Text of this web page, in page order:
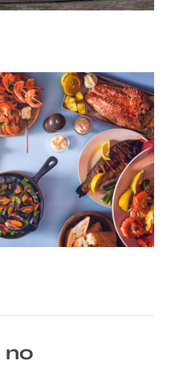
por los
disfrutar de
no